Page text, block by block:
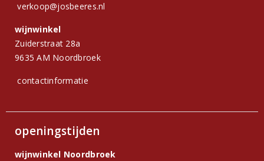
verkoop@josbeeres.nl
wijnwinkel
Zuiderstraat 28a
9635 AM Noordbroek
contactinformatie
openingstijden
wijnwinkel Noordbroek